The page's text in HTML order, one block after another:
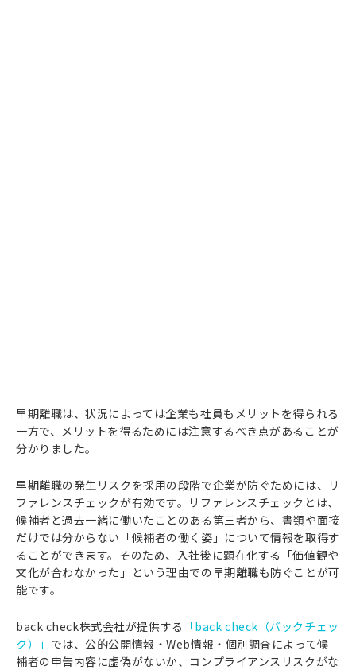
早期離職は、状況によっては企業も社員もメリットを得られる
一方で、メリットを得るためには注意するべき点があることが
分かりました。
早期離職の発生リスクを採用の段階で企業が防ぐためには、リ
ファレンスチェックが有効です。リファレンスチェックとは、
候補者と過去一緒に働いたことのある第三者から、書類や面接
だけでは分からない「候補者の働く姿」について情報を取得す
ることができます。そのため、入社後に顕在化する「価値観や
文化が合わなかった」という理由での早期離職も防ぐことが可
能です。
back check株式会社が提供する 「back check（バックチェッ
ク）」 では、公的公開情報・Web情報・個別調査によって候
補者の申告内容に虚偽がないか、コンプライアンスリスクがな